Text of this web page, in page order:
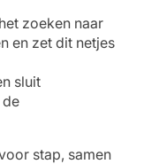
zoeken naar
en zet dit netjes
sluit
stap, samen